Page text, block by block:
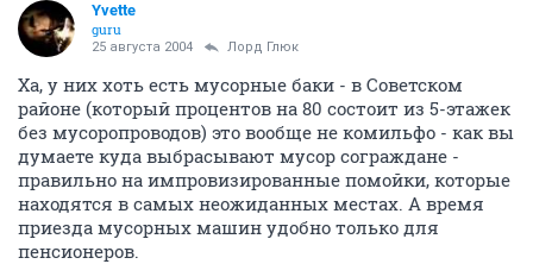
Yvette
guru
25 августа 2004 Лорд Глюк
Ха, у них хоть есть мусорные баки - в Советском
районе (который процентов на 80 состоит из 5-этажек
без мусоропроводов) это вообще не комильфо - как вы
думаете куда выбрасывают мусор сограждане -
правильно на импровизированные помойки, которые
находятся в самых неожиданных местах. А время
приезда мусорных машин удобно только для
пенсионеров.